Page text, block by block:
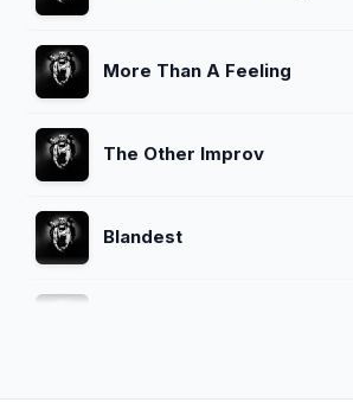
More Than A Feeling
The Other Improv
Blandest
The Money Will Roll Right In